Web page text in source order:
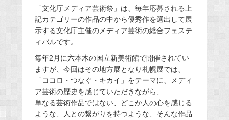
「文化庁メディア芸術祭」は、毎年応募される上
記カテゴリーの作品の中から優秀作を選出して展
示する文化庁主催のメディア芸術の総合フェステ
ィバルです。
毎年2月に六本木の国立新美術館で開催されてい
ますが、今回はその地方展となり札幌展では、
「ココロ・つなぐ・キカイ」をテーマに、メディ
ア芸術の歴史を感じていただきながら、
単なる芸術作品ではない、どこか人の心を感じる
ような、人との繋がりを持つような、そんな作品